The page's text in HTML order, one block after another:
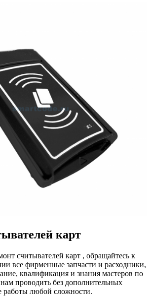
для генераторов
управления
вентустановок
телевизоров
лампы
дорожек
насосов
карт
считывателей карт , обращайтесь к
все фирменные запчасти и расходники,
квалификация и знания мастеров по
проводить без дополнительных
работы любой сложности.